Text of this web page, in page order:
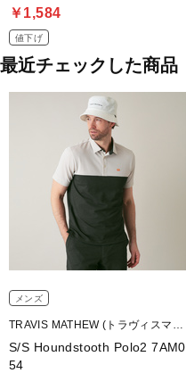
￥1,584
値下げ
最近チェックした商品
メンズ
TRAVIS MATHEW (トラヴィスマシ
ュー)
S/S Houndstooth Polo2 7AM0
54